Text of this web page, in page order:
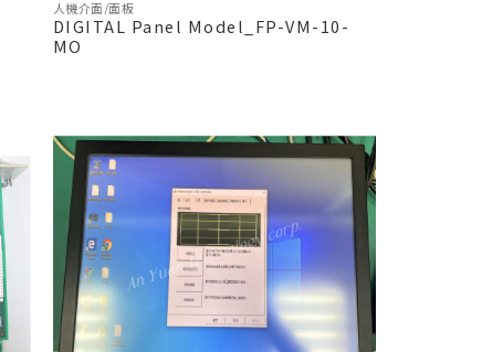
人機介面/面板
DIGITAL Panel Model_FP-VM-10-
MO